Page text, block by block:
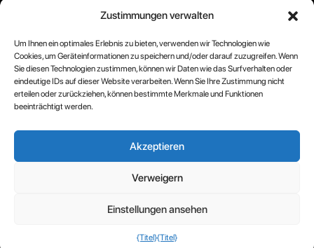
Zustimmungen verwalten
Um Ihnen ein optimales Erlebnis zu bieten, verwenden wir Technologien wie
Cookies, um Geräteinformationen zu speichern und/oder darauf zuzugreifen. Wenn
Sie diesen Technologien zustimmen, können wir Daten wie das Surfverhalten oder
eindeutige IDs auf dieser Website verarbeiten. Wenn Sie Ihre Zustimmung nicht
erteilen oder zurückziehen, können bestimmte Merkmale und Funktionen
beeinträchtigt werden.
Akzeptieren
Verweigern
Einstellungen ansehen
{Titel}{Titel}
Folgen Sie uns:
Urheberrecht 2025 ® RECOM-TECH
Cookie-
Richtlinie
Datenschutzrichtlinien